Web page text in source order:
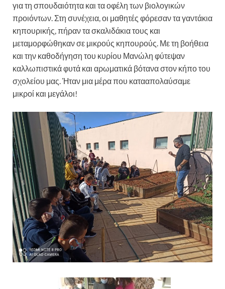
για τη σπουδαιότητα και τα οφέλη των βιολογικών
προιόντων. Στη συνέχεια, οι μαθητές φόρεσαν τα γαντάκια
κηπουρικής, πήραν τα σκαλιδάκια τους και
μεταμορφώθηκαν σε μικρούς κηπουρούς. Με τη βοήθεια
και την καθοδήγηση του κυρίου Μανώλη φύτεψαν
καλλωπιστικά φυτά και αρωματικά βότανα στον κήπο του
σχολείου μας. Ήταν μια μέρα που κατααπολαύσαμε
μικροί και μεγάλοι!